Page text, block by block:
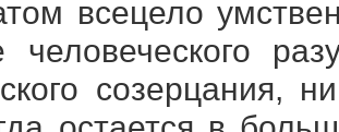
всецело
человеческого
созерцания,